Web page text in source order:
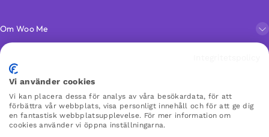
Om Woo Me
Kundservice
Favoriter
Vi använder cookies
Vi kan placera dessa för analys av våra besökardata, för att
förbättra vår webbplats, visa personligt innehåll och för att ge dig
en fantastisk webbplatsupplevelse. För mer information om
cookies använder vi öppna inställningarna.